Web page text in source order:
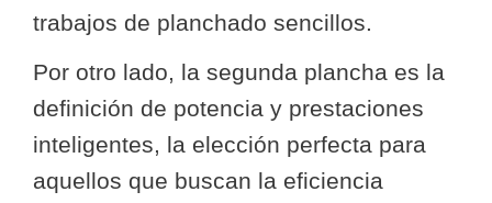
trabajos de planchado sencillos.
Por otro lado, la segunda plancha es la
definición de potencia y prestaciones
inteligentes, la elección perfecta para
aquellos que buscan la eficiencia